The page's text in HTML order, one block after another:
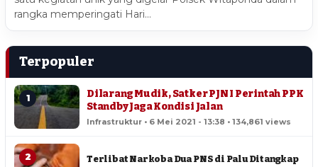
rangka memperingati Hari…
Terpopuler
1
Dilarang Mudik, Satker PJN I Perintah PPK
Standby Jaga Kondisi Jalan
Infrastruktur • 6 Mei 2021 - 13:38 • 134,861 views
2 Terlibat Narkoba Dua PNS di Palu Ditangkap